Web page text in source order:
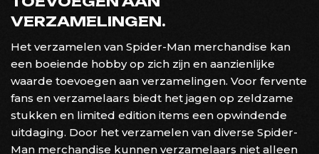
VERZAMELINGEN.
Het verzamelen van Spider-Man merchandise kan
een boeiende hobby op zich zijn en aanzienlijke
waarde toevoegen aan verzamelingen. Voor fervente
fans en verzamelaars biedt het jagen op zeldzame
stukken en limited edition items een opwindende
uitdaging. Door het verzamelen van diverse Spider-
Man merchandise kunnen verzamelaars niet alleen